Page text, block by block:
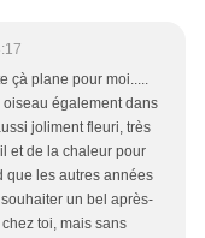
çà plane pour moi.....
également dans
joliment fleuri, très
et de la chaleur pour
que les autres années
un bel après-
toi, mais sans